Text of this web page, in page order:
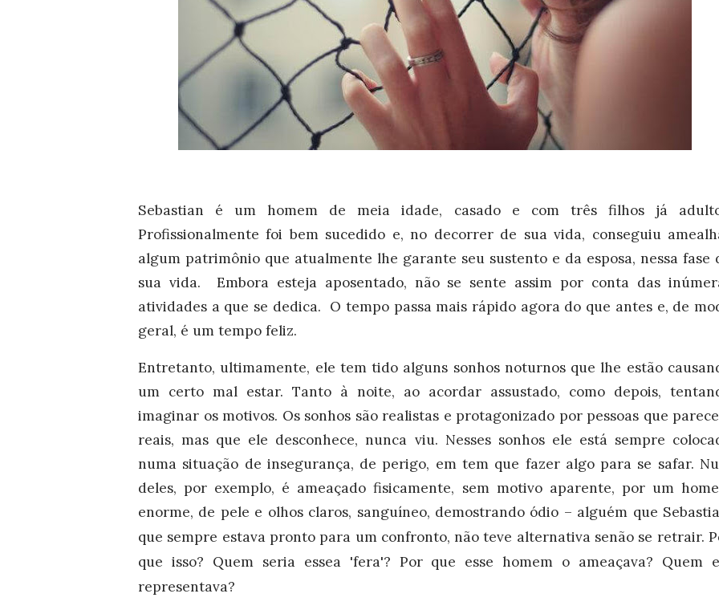
Sebastian é um homem de meia idade, casado e com três filhos já
Profissionalmente foi bem sucedido e, no decorrer de sua vida, conseguiu
algum patrimônio que atualmente lhe garante seu sustento e da esposa, nessa fase
sua vida. Embora esteja aposentado, não se sente assim por conta das
atividades a que se dedica. O tempo passa mais rápido agora do que antes e, de
geral, é um tempo feliz.
Entretanto, ultimamente, ele tem tido alguns sonhos noturnos que lhe estão
um certo mal estar. Tanto à noite, ao acordar assustado, como depois,
imaginar os motivos. Os sonhos são realistas e protagonizado por pessoas que
reais, mas que ele desconhece, nunca viu. Nesses sonhos ele está sempre
numa situação de insegurança, de perigo, em tem que fazer algo para se safar.
deles, por exemplo, é ameaçado fisicamente, sem motivo aparente, por um
enorme, de pele e olhos claros, sanguíneo, demostrando ódio – alguém que
que sempre estava pronto para um confronto, não teve alternativa senão se retrair.
que isso? Quem seria essea 'fera'? Por que esse homem o ameaçava? Quem
representava?